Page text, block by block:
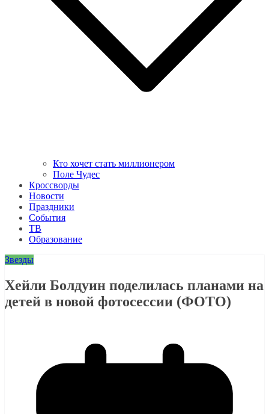
Кто хочет стать миллионером
Поле Чудес
Кроссворды
Новости
Праздники
События
ТВ
Образование
Звезды
Хейли Болдуин поделилась планами на
детей в новой фотосессии (ФОТО)